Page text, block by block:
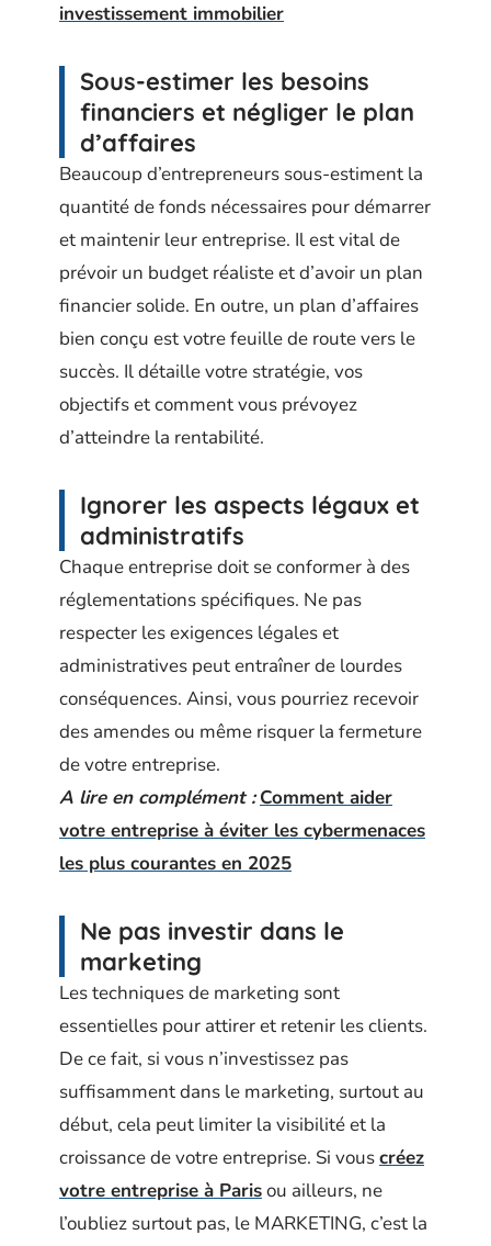
investissement immobilier
Sous-estimer les besoins
financiers et négliger le plan
d’affaires
Beaucoup d’entrepreneurs sous-estiment la
quantité de fonds nécessaires pour démarrer
et maintenir leur entreprise. Il est vital de
prévoir un budget réaliste et d’avoir un plan
financier solide. En outre, un plan d’affaires
bien conçu est votre feuille de route vers le
succès. Il détaille votre stratégie, vos
objectifs et comment vous prévoyez
d’atteindre la rentabilité.
Ignorer les aspects légaux et
administratifs
Chaque entreprise doit se conformer à des
réglementations spécifiques. Ne pas
respecter les exigences légales et
administratives peut entraîner de lourdes
conséquences. Ainsi, vous pourriez recevoir
des amendes ou même risquer la fermeture
de votre entreprise.
A lire en complément : Comment aider
votre entreprise à éviter les cybermenaces
les plus courantes en 2025
Ne pas investir dans le
marketing
Les techniques de marketing sont
essentielles pour attirer et retenir les clients.
De ce fait, si vous n’investissez pas
suffisamment dans le marketing, surtout au
début, cela peut limiter la visibilité et la
croissance de votre entreprise. Si vouscréez
votre entreprise à Parisou ailleurs, ne
l’oubliez surtout pas, le MARKETING, c’est la